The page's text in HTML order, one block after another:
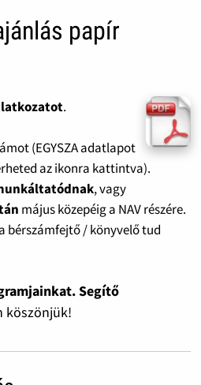
papír
.
(EGYSZA adatlapot
az ikonra kattintva).
, vagy
május közepéig a NAV részére.
bérszámfejtő / könyvelő tud
Segítő
köszönjük!